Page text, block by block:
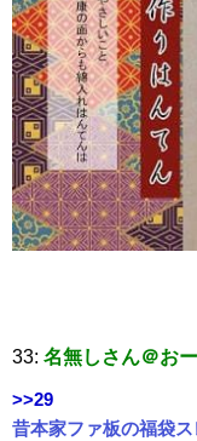
33: 名無しさん＠お
>>29
昔本家ファ板の福袋